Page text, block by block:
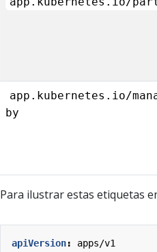
app.kubernetes.io/
by
Para ilustrar estas etiquetas
apiVersion:
apps/v1